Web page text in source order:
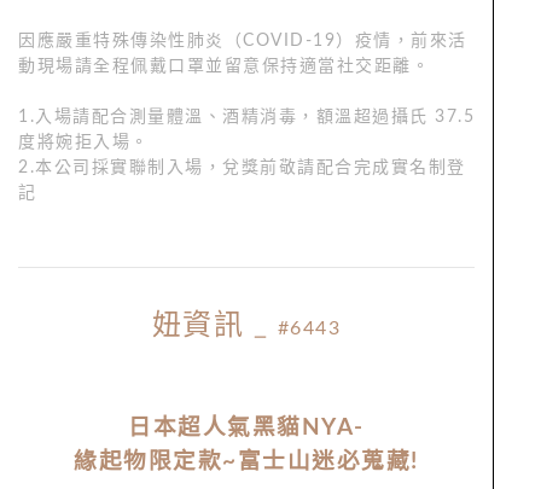
因應嚴重特殊傳染性肺炎（COVID-19）疫情，前來活
動現場請全程佩戴口罩並留意保持適當社交距離。
1.入場請配合測量體溫、酒精消毒，額溫超過攝氏 37.5
度將婉拒入場。
2.本公司採實聯制入場，兌獎前敬請配合完成實名制登
記
妞資訊 #6443
日本超人氣黑貓NYA-
緣起物限定款~富士山迷必蒐藏!